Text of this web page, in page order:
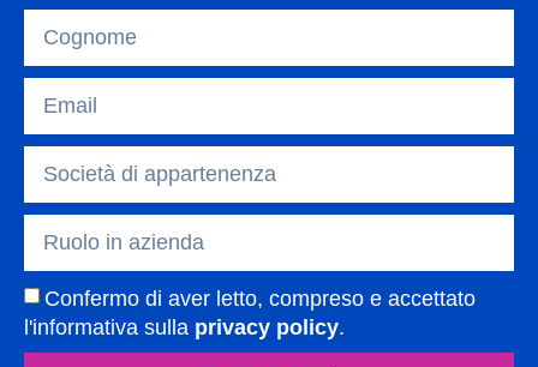
Confermo di aver letto, compreso e accettato
l'informativa sulla privacy policy.